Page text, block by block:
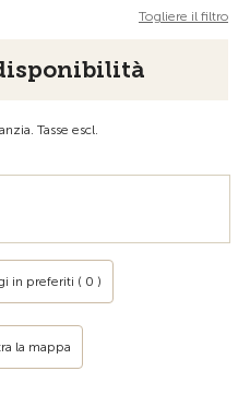
Togliere il filtro
Tasse escl.
in preferiti ( 0 )
la mappa